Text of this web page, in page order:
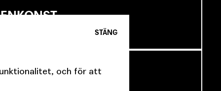
STÄNG
och för att